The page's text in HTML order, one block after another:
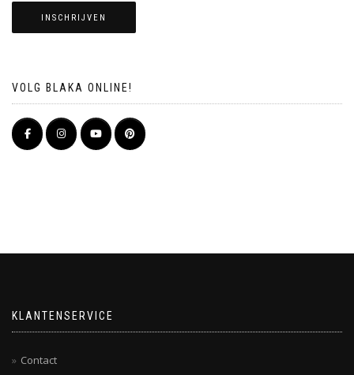
INSCHRIJVEN
VOLG BLAKA ONLINE!
KLANTENSERVICE
Contact